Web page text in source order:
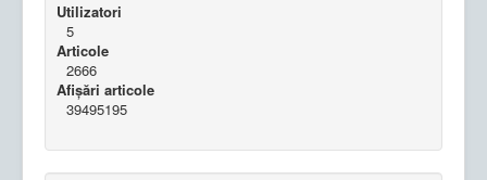
Utilizatori
5
Articole
2666
Afișări articole
39495195